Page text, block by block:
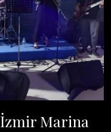
İzmir Marina